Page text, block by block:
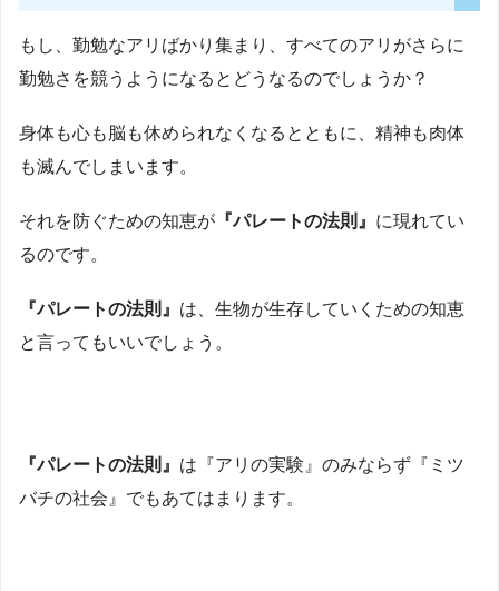
もし、勤勉なアリばかり集まり、すべてのアリがさらに
勤勉さを競うようになるとどうなるのでしょうか？
身体も心も脳も休められなくなるとともに、精神も肉体
も滅んでしまいます。
それを防ぐための知恵が 『パレートの法則』 に現れてい
るのです。
『パレートの法則』 は、生物が生存していくための知恵
と言ってもいいでしょう。
『パレートの法則』 は『アリの実験』のみならず『ミツ
バチの社会』でもあてはまります。